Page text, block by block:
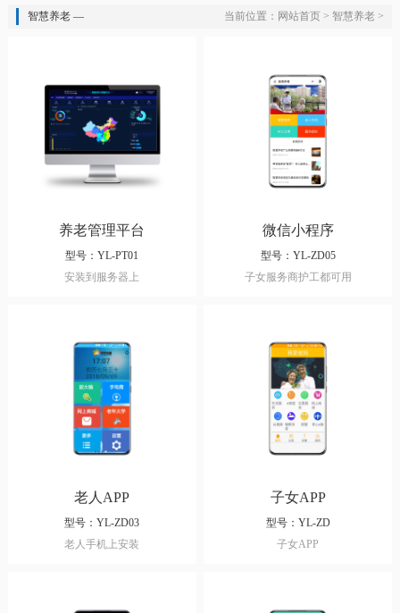
智慧养老 — 当前位置： 网站首页 > 智慧养老 >
养老管理平台
型号：YL-PT01
安装到服务器上
微信小程序
型号：YL-ZD05
子女服务商护工都可用
老人APP
型号：YL-ZD03
老人手机上安装
子女APP
型号：YL-ZD
子女APP